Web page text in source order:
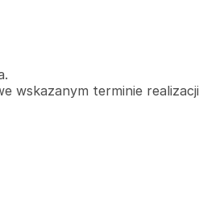
wskazanym terminie realizacji